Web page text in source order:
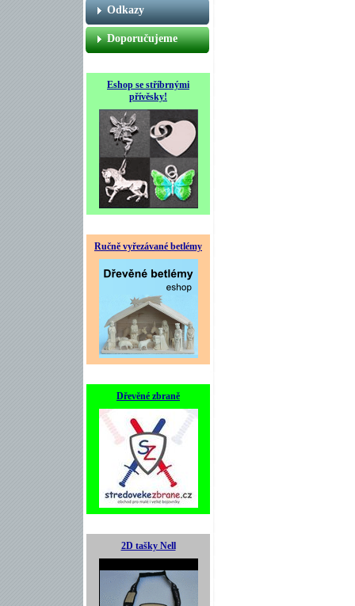
Odkazy
Doporučujeme
Eshop se stříbrnými
přívěsky!
Ručně vyřezávané betlémy
Dřevěné zbraně
2D tašky Nell